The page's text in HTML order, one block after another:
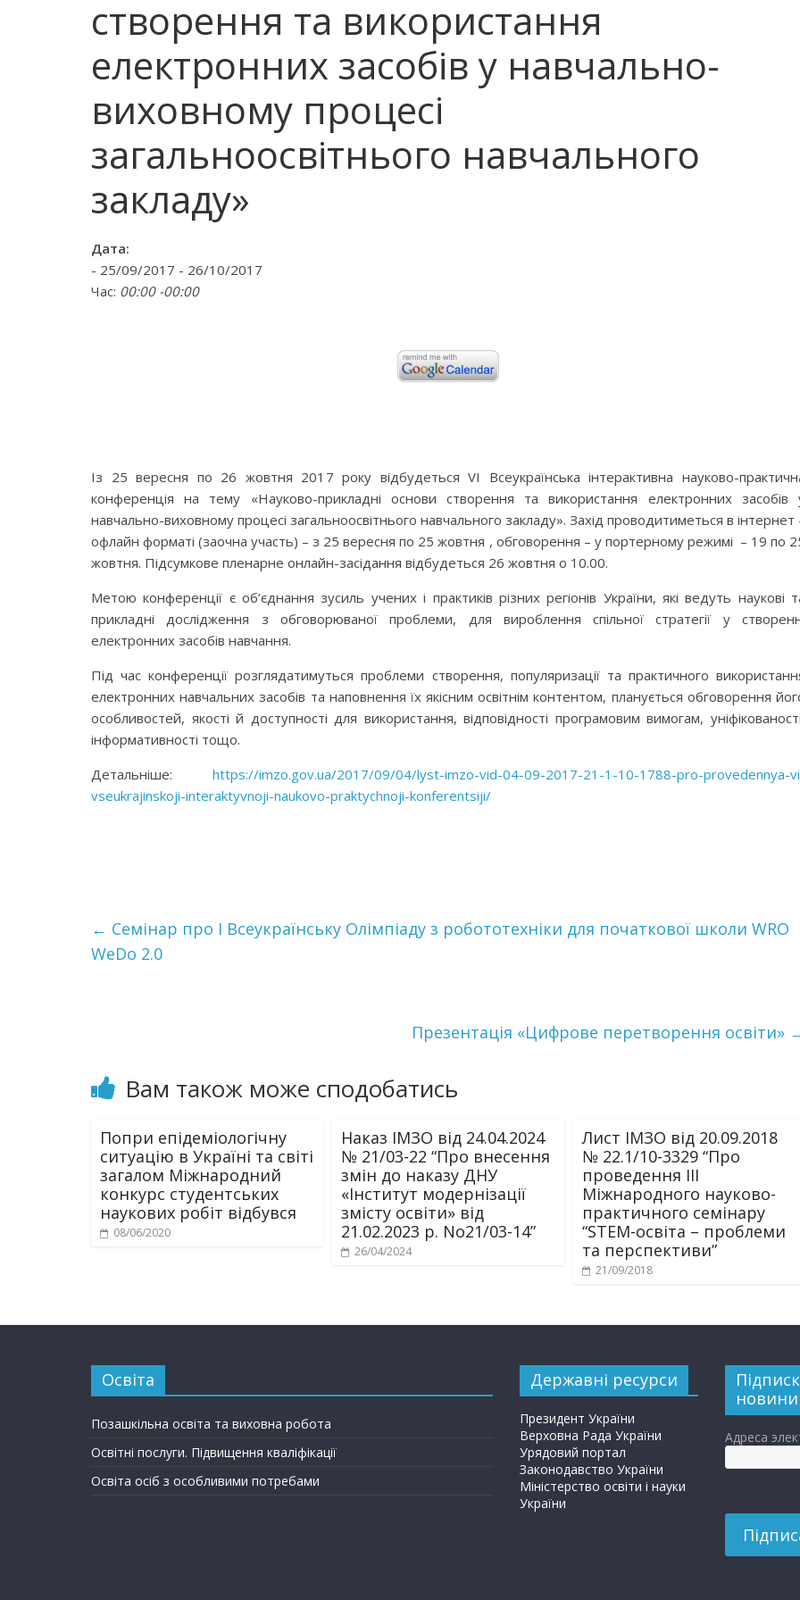
створення та використання
електронних засобів у навчально-
виховному процесі
загальноосвітнього навчального
закладу»
Дата:
- 25/09/2017 - 26/10/2017
Час: 00:00 -00:00
Із 25 вересня по 26 жовтня 2017 року відбудеться VІ Всеукраїнська інтерактивна науково-
конференція на тему «Науково-прикладні основи створення та використання електронних засобів
навчально-виховному процесі загальноосвітнього навчального закладу». Захід проводитиметься в інтернет
офлайн форматі (заочна участь) – з 25 вересня по 25 жовтня , обговорення – у портерному режимі – 19 по
жовтня. Підсумкове пленарне онлайн-засідання відбудеться 26 жовтня о 10.00.
Метою конференції є об’єднання зусиль учених і практиків різних регіонів України, які ведуть наукові
прикладні дослідження з обговорюваної проблеми, для вироблення спільної стратегії у
електронних засобів навчання.
Під час конференції розглядатимуться проблеми створення, популяризації та практичного
електронних навчальних засобів та наповнення їх якісним освітнім контентом, планується обговорення
особливостей, якості й доступності для використання, відповідності програмовим вимогам,
інформативності тощо.
Детальніше: https://imzo.gov.ua/2017/09/04/lyst-imzo-vid-04-09-2017-21-1-10-1788-pro-provedennya-
vseukrajinskoji-interaktyvnoji-naukovo-praktychnoji-konferentsiji/
← Семінар про І Всеукраїнську Олімпіаду з робототехніки для початкової школи WRO
WeDo 2.0
Презентація «Цифрове перетворення освіти»
Вам також може сподобатись
Попри епідеміологічну
ситуацію в Україні та світі
загалом Міжнародний
конкурс студентських
наукових робіт відбувся
08/06/2020
Наказ ІМЗО від 24.04.2024
№ 21/03-22 “Про внесення
змін до наказу ДНУ
«Інститут модернізації
змісту освіти» від
21.02.2023 р. No21/03-14”
26/04/2024
Лист ІМЗО від 20.09.2018
№ 22.1/10-3329 “Про
проведення ІІІ
Міжнародного науково-
практичного семінару
“STEM-освіта – проблеми
та перспективи”
21/09/2018
Освіта
Позашкільна освіта та виховна робота
Освітні послуги. Підвищення кваліфікації
Освіта осіб з особливими потребами
Державні ресурси
Президент України
Верховна Рада України
Урядовий портал
Законодавство України
Міністерство освіти і науки
України
новини
Адреса